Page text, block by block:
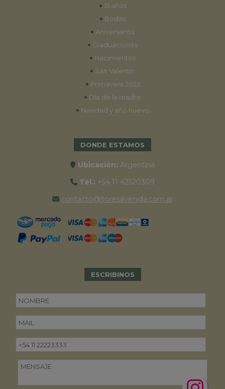
• 15 años
• Bodas
• Aniversarios
• Graduaciones
• Nacimientos
• San Valentín
• Primavera 2022
• Día de la madre
• Navidad y año nuevo
DONDE ESTAMOS
Ubicación: Argentina
Tel.: +54 11 42520309
contacto@floresavenida.com.ar
ESCRIBINOS